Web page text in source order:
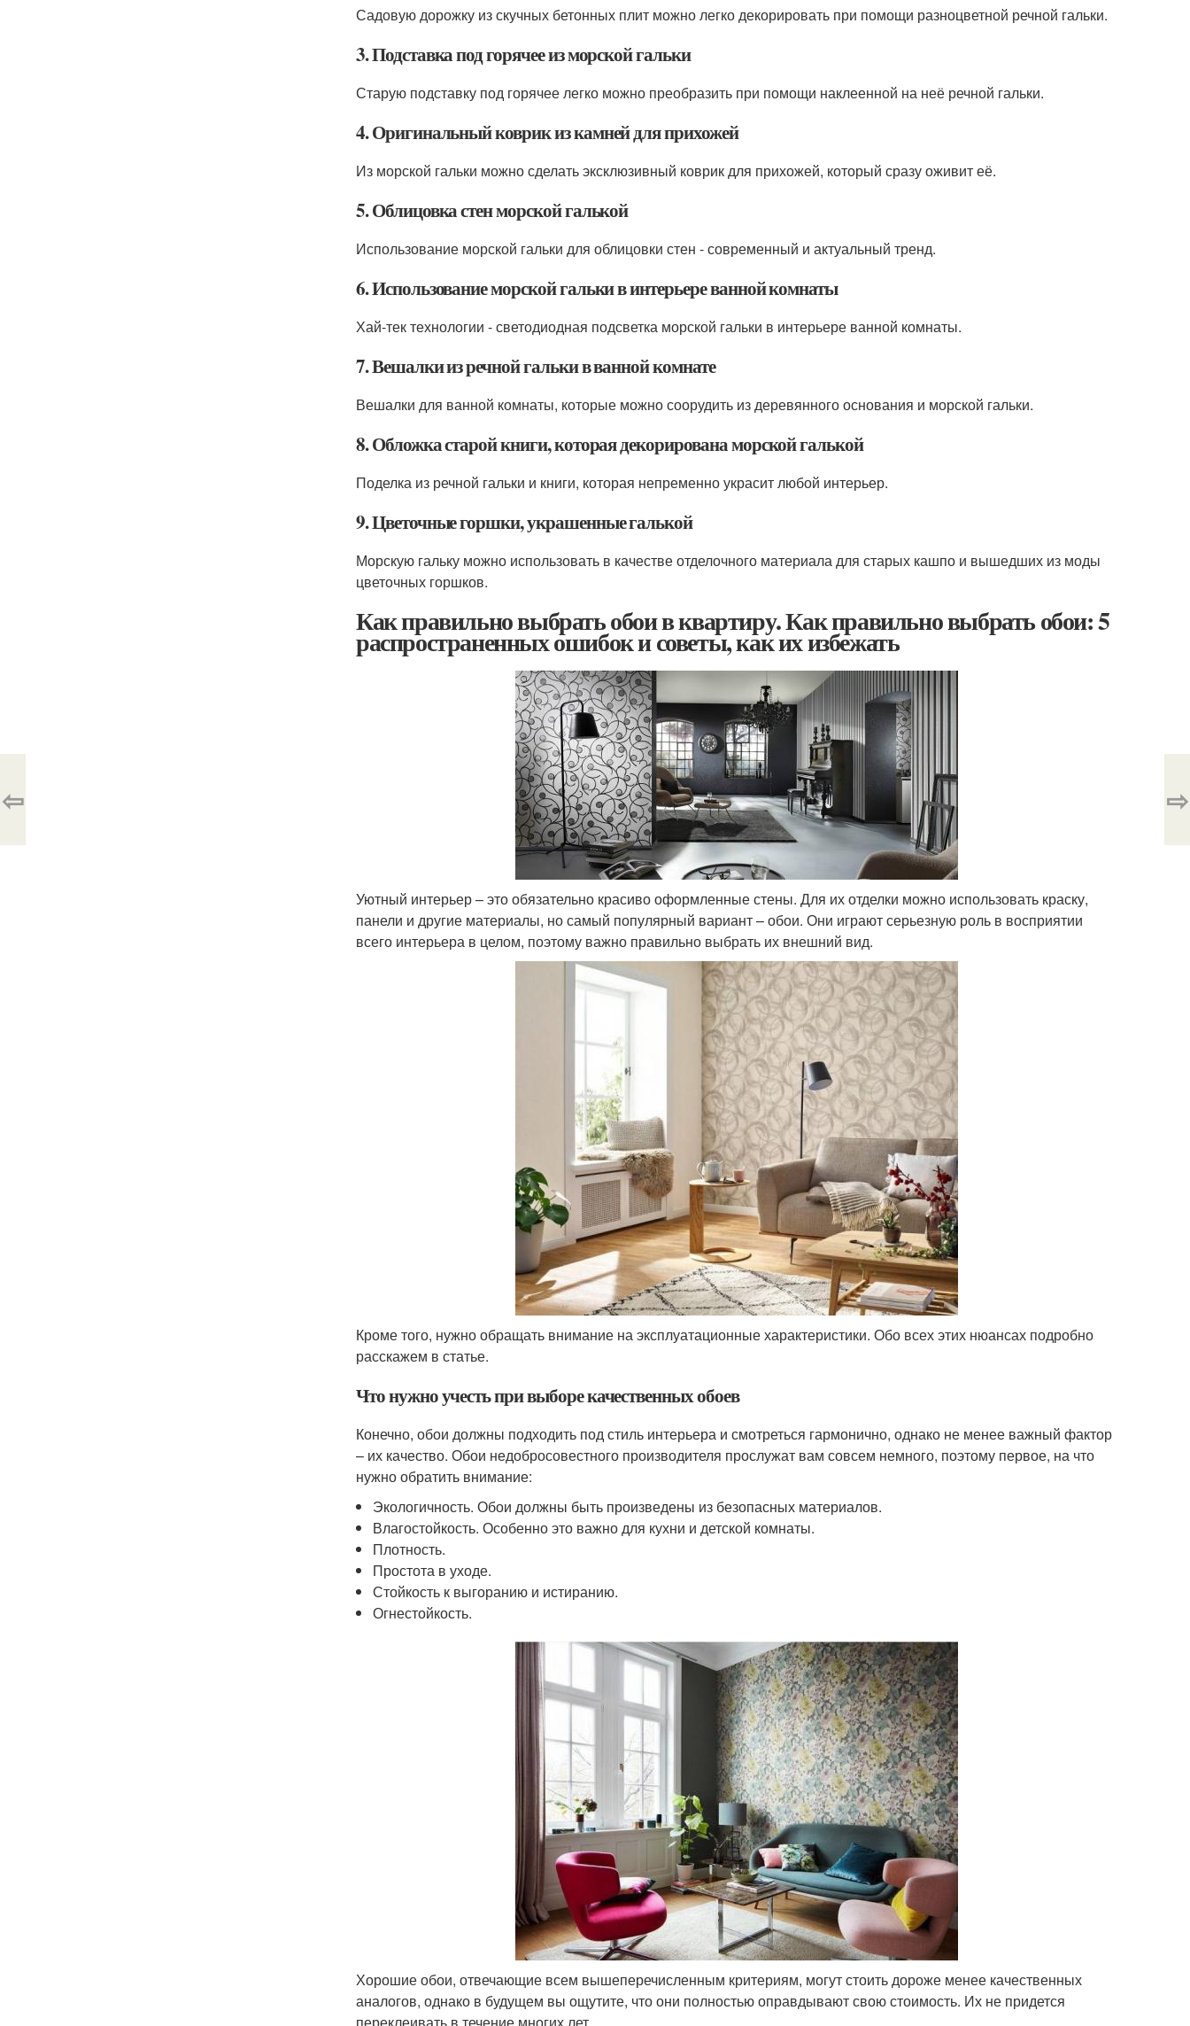
Садовую дорожку из скучных бетонных плит можно легко декорировать при помощи разноцветной речной гальки.
3. Подставка под горячее из морской гальки
Старую подставку под горячее легко можно преобразить при помощи наклеенной на неё речной гальки.
4. Оригинальный коврик из камней для прихожей
Из морской гальки можно сделать эксклюзивный коврик для прихожей, который сразу оживит её.
5. Облицовка стен морской галькой
Использование морской гальки для облицовки стен - современный и актуальный тренд.
6. Использование морской гальки в интерьере ванной комнаты
Хай-тек технологии - светодиодная подсветка морской гальки в интерьере ванной комнаты.
7. Вешалки из речной гальки в ванной комнате
Вешалки для ванной комнаты, которые можно соорудить из деревянного основания и морской гальки.
8. Обложка старой книги, которая декорирована морской галькой
Поделка из речной гальки и книги, которая непременно украсит любой интерьер.
9. Цветочные горшки, украшенные галькой
Морскую гальку можно использовать в качестве отделочного материала для старых кашпо и вышедших из моды
цветочных горшков.
Как правильно выбрать обои в квартиру. Как правильно выбрать обои: 5
распространенных ошибок и советы, как их избежать
Уютный интерьер – это обязательно красиво оформленные стены. Для их отделки можно использовать краску,
панели и другие материалы, но самый популярный вариант – обои. Они играют серьезную роль в восприятии
всего интерьера в целом, поэтому важно правильно выбрать их внешний вид.
Кроме того, нужно обращать внимание на эксплуатационные характеристики. Обо всех этих нюансах подробно
расскажем в статье.
Что нужно учесть при выборе качественных обоев
Конечно, обои должны подходить под стиль интерьера и смотреться гармонично, однако не менее важный фактор
– их качество. Обои недобросовестного производителя прослужат вам совсем немного, поэтому первое, на что
нужно обратить внимание:
Экологичность. Обои должны быть произведены из безопасных материалов.
Влагостойкость. Особенно это важно для кухни и детской комнаты.
Плотность.
Простота в уходе.
Стойкость к выгоранию и истиранию.
Огнестойкость.
Хорошие обои, отвечающие всем вышеперечисленным критериям, могут стоить дороже менее качественных
аналогов, однако в будущем вы ощутите, что они полностью оправдывают свою стоимость. Их не придется
⇦ ⇨